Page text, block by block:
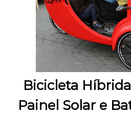
Bicicleta
Painel Solar e